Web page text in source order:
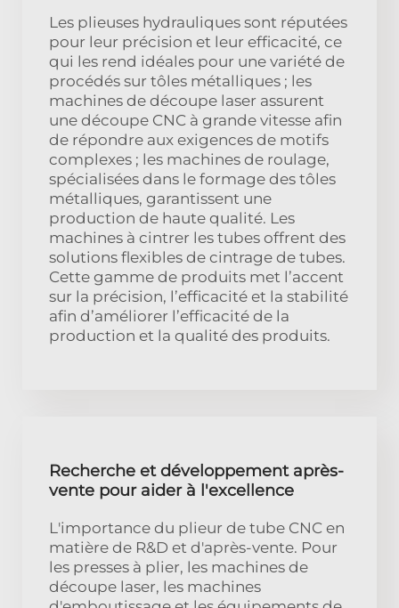
Les plieuses hydrauliques sont réputées
pour leur précision et leur efficacité, ce
qui les rend idéales pour une variété de
procédés sur tôles métalliques ; les
machines de découpe laser assurent
une découpe CNC à grande vitesse afin
de répondre aux exigences de motifs
complexes ; les machines de roulage,
spécialisées dans le formage des tôles
métalliques, garantissent une
production de haute qualité. Les
machines à cintrer les tubes offrent des
solutions flexibles de cintrage de tubes.
Cette gamme de produits met l’accent
sur la précision, l’efficacité et la stabilité
afin d’améliorer l’efficacité de la
production et la qualité des produits.
Recherche et développement après-
vente pour aider à l'excellence
L'importance du plieur de tube CNC en
matière de R&D et d'après-vente. Pour
les presses à plier, les machines de
découpe laser, les machines